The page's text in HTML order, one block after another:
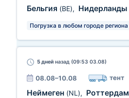
Бельгия (BE), Нидерланды
Погрузка в любом городе региона
5 дней назад (09:53 03.08)
08.08–10.08 тент
Неймеген (NL), Роттердам